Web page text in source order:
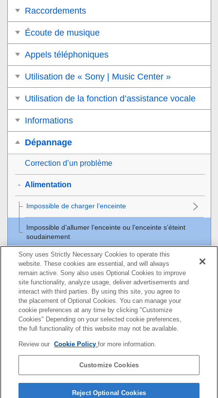
Raccordements
Écoute de musique
Appels téléphoniques
Utilisation de « Sony | Music Center »
Utilisation de la fonction d’assistance vocale
Informations
Dépannage
Correction d’un problème
Alimentation
Impossible de charger l’enceinte
Impossible d’allumer l’enceinte ou l’enceinte s’éteint
soudainement
Son
BLUETOOTH
Réinitialisation
Pour plus d’informations sur la conformité aux lois sur
Accessibilité en France : conformité partielle
https://helpguide.sony.net/accessibility/france/v1/fr/index.h
Sony uses Strictly Necessary Cookies to operate this
website. These cookies are essential, and will always
remain active. Sony also uses Optional Cookies to improve
site functionality, analyze usage, deliver advertisements and
interact with third parties. By using this site, you agree to
the placement of Optional Cookies. You can manage your
cookie preferences at any time by clicking "Customize
Cookies" Depending on your selected cookie preferences,
the full functionality of this website may not be available.
Review our Cookie Policyfor more information.
Customize Cookies
Reject Optional Cookies